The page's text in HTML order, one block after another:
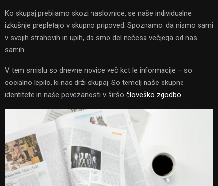
Ko skupaj prebijamo skozi naslovnice, se naše individualne
izkušnje prepletajo v skupno pripoved. Spoznamo, da nismo sami
v svojih strahovih in upih, da smo del nečesa večjega od nas
samih.
V tem smislu so dnevne novice več kot le informacije – so
socialno lepilo, ki nas drži skupaj. So temelj naše skupne
identitete in naše povezanosti v širšo človeško zgodbo